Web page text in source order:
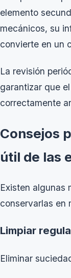
elemento
mecánicos, su
convierte en un
La revisión
garantizar que
correctamente
Consejos
útil de las
Existen algunas
conservarlas en
Limpiar
Eliminar